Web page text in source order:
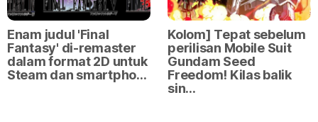
Enam judul 'Final
Fantasy' di-remaster
dalam format 2D untuk
Steam dan smartpho…
Kolom] Tepat sebelum
perilisan Mobile Suit
Gundam Seed
Freedom! Kilas balik
sin…